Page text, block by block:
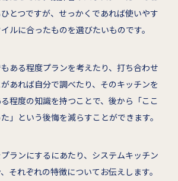
とつですが、せっかくであれば使いやす
ルに合ったものを選びたいものです。
ある程度プランを考えたり、打ち合わせ
あれば自分で調べたり、そのキッチンを
程度の知識を持つことで、後から「ここ
」という後悔を減らすことができます。
ランにするにあたり、システムキッチン
それぞれの特徴についてお伝えします。